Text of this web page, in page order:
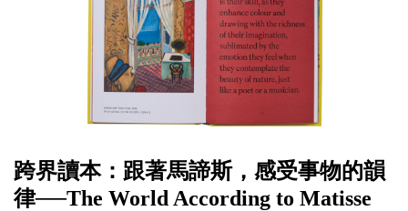
跨界讀本：跟著馬諦斯，感受事物的韻
律──The World According to Matisse